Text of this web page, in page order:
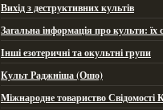
Вихід з деструктивних культів
Загальна інформація про культи: їх
Інші езотеричні та окультні групи
Культ Раджніша (Ошо)
Міжнародне товариство Свідомості